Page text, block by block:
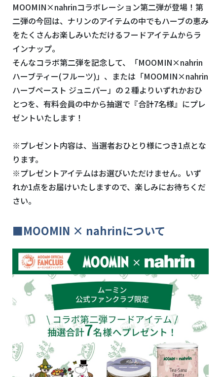
MOOMIN×nahrinコラボレーション第二弾が登場！第
二弾の今回は、ナリンのアイテムの中でもハーブの恵み
をたくさんお楽しみいただけるフードアイテムからラ
インナップ。
そんなコラボ第二弾を記念して、「MOOMIN×nahrin
ハーブティー(フルーツ)」、または「MOOMIN×nahrin
ハーブペースト ジュニパー」の２種よりいずれかおひ
とつを、有料会員の中から抽選で『合計7名様』にプレ
ゼントいたします！
※プレゼント内容は、当選者おひとり様につき1点とな
ります。
※プレゼントアイテムはお選びいただけません。いず
れか1点をお届けいたしますので、楽しみにお待ちくだ
さい。
■MOOMIN × nahrinについて